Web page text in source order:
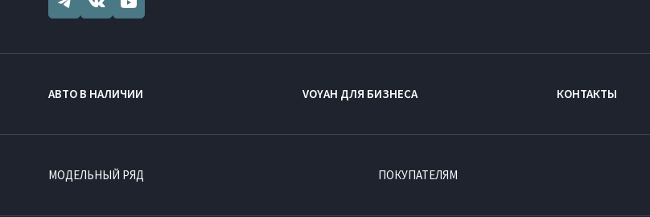
АВТО В НАЛИЧИИ VOYAH ДЛЯ БИЗНЕСА КОНТАКТЫ
МОДЕЛЬНЫЙ РЯД ПОКУПАТЕЛЯМ